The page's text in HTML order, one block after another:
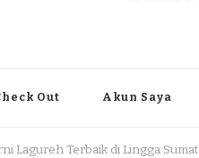
Out Akun Saya
Lagureh Terbaik di Lingga